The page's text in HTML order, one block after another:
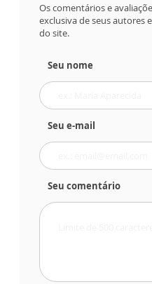
Os comentários e
exclusiva de seus autores
do site.
Seu nome
Seu e-mail
Seu comentário